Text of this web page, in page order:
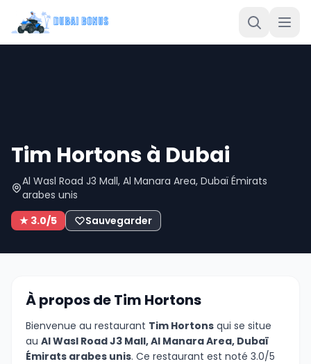
Tim Hortons à Dubai
Al Wasl Road J3 Mall, Al Manara Area, Dubaï Émirats
arabes unis
★ 3.0/5
Sauvegarder
À propos de Tim Hortons
Bienvenue au restaurant Tim Hortons qui se situe
au Al Wasl Road J3 Mall, Al Manara Area, Dubaï
Émirats arabes unis. Ce restaurant est noté 3.0/5